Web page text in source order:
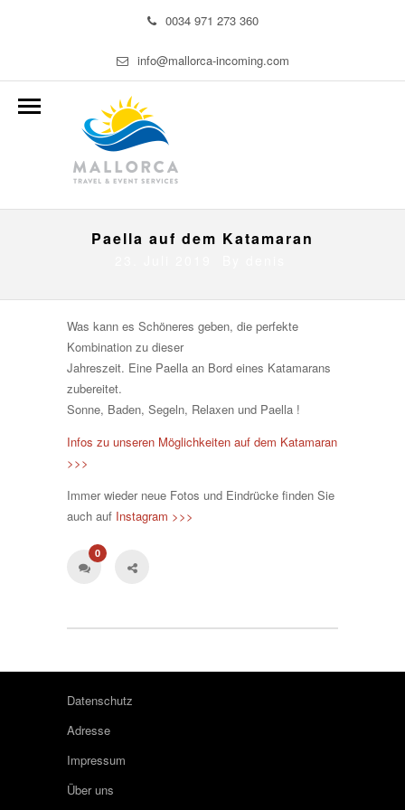
0034 971 273 360
info@mallorca-incoming.com
Paella auf dem Katamaran
Was kann es Schöneres geben, die perfekte
Kombination zu dieser
Jahreszeit. Eine Paella an Bord eines Katamarans
zubereitet.
Sonne, Baden, Segeln, Relaxen und Paella !
Infos zu unseren Möglichkeiten auf dem Katamaran
>>>
Immer wieder neue Fotos und Eindrücke finden Sie
auch auf Instagram >>>
0
Datenschutz
Adresse
Impressum
Über uns